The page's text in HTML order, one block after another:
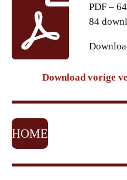
PDF –
84
Download vorige
HOME